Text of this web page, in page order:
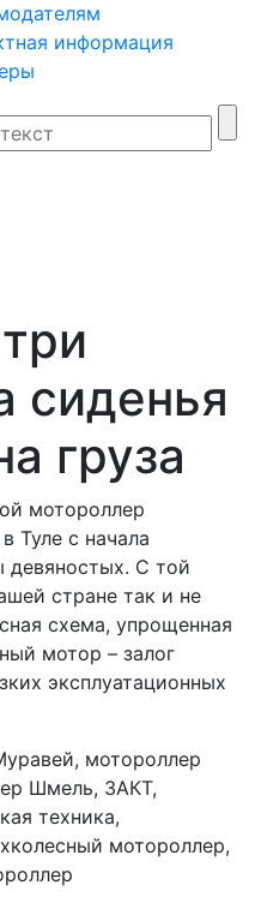
информация
сиденья
груза
мотороллер
Туле с начала
девяностых. С той
стране так и не
схема, упрощенная
мотор – залог
эксплуатационных